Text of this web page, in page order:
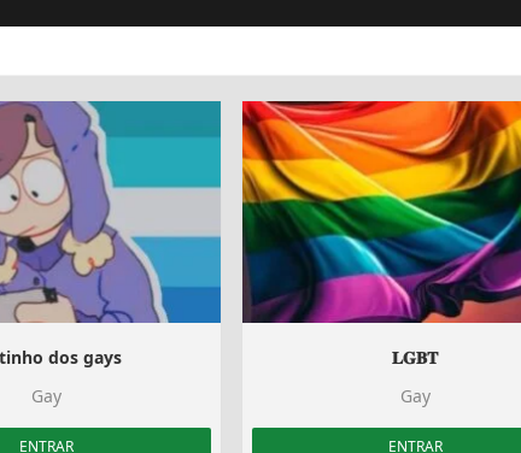
dos gays
Gay
ENTRAR
𝐋𝐆𝐁𝐓
Gay
ENTRAR